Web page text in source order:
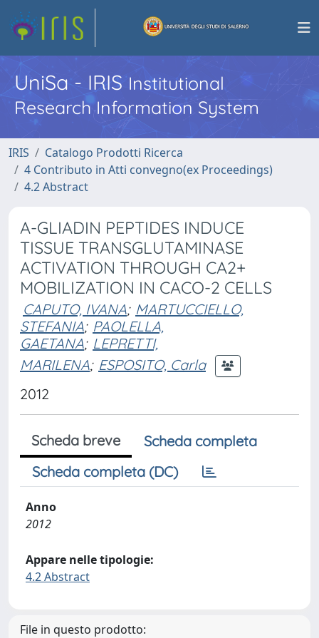
UniSa - IRISInstitutional
Research Information System
IRIS
Catalogo Prodotti Ricerca
4 Contributo in Atti convegno(ex Proceedings)
4.2 Abstract
A-GLIADIN PEPTIDES INDUCE
TISSUE TRANSGLUTAMINASE
ACTIVATION THROUGH CA2+
MOBILIZATION IN CACO-2 CELLS
CAPUTO, IVANA; MARTUCCIELLO,
STEFANIA; PAOLELLA,
GAETANA; LEPRETTI,
MARILENA; ESPOSITO, Carla
2012
Scheda breve
Scheda completa
Scheda completa (DC)
Anno
2012
Appare nelle tipologie:
4.2 Abstract
File in questo prodotto: